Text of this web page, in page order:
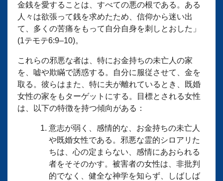
金銭を愛することは、すべての悪の根である。ある
人々は欲張って銭を求めたため、信仰から迷い出
て、多くの苦痛をもって自分自身を刺しとおした」
(1テモテ6:9–10)。
これらの邪悪な者は、特にお金持ちの未亡人の家
を、嘘や欺瞞で誘惑する。自分に服従させて、金を
取る。彼らはまた、特に夫が離れているとき、既婚
女性の家をもターゲットにする。目標とされる女性
は、以下の特徴を持つ傾向がある：
意志が弱く、感情的な、お金持ちの未亡人
や既婚女性である。邪悪な霊的シロアリた
ちは、心の定まらない、感情にあおられる
者をそそのかす。被害者の女性は、非批判
的でなく、健全な神学を知らず、しばしば